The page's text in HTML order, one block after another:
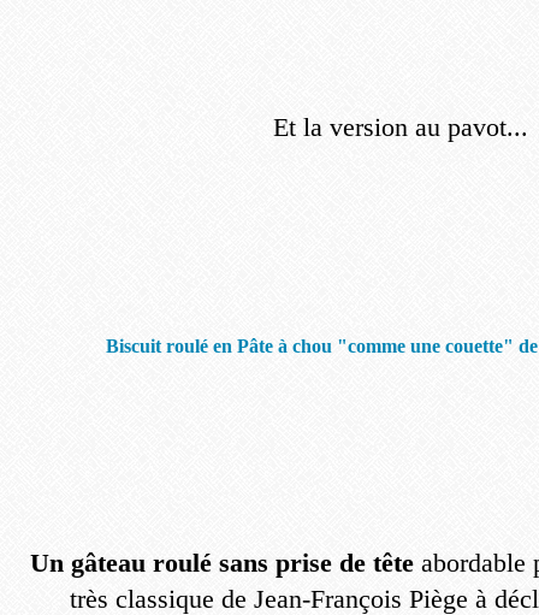
Et la version au pavot...
Biscuit roulé en Pâte à chou "comme une couette"
Un gâteau roulé sans prise de tête abordable
très classique de Jean-François Piège à